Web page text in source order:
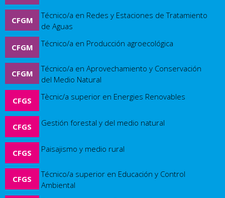
CFGM
Técnico/a en Redes y Estaciones de Tratamiento
de Aguas
CFGM Técnico/a en Producción agroecológica
CFGM
Técnico/a en Aprovechamiento y Conservación
del Medio Natural
CFGS Tècnic/a superior en Energies Renovables
CFGS Gestión forestal y del medio natural
CFGS Paisajismo y medio rural
CFGS
Técnico/a superior en Educación y Control
Ambiental